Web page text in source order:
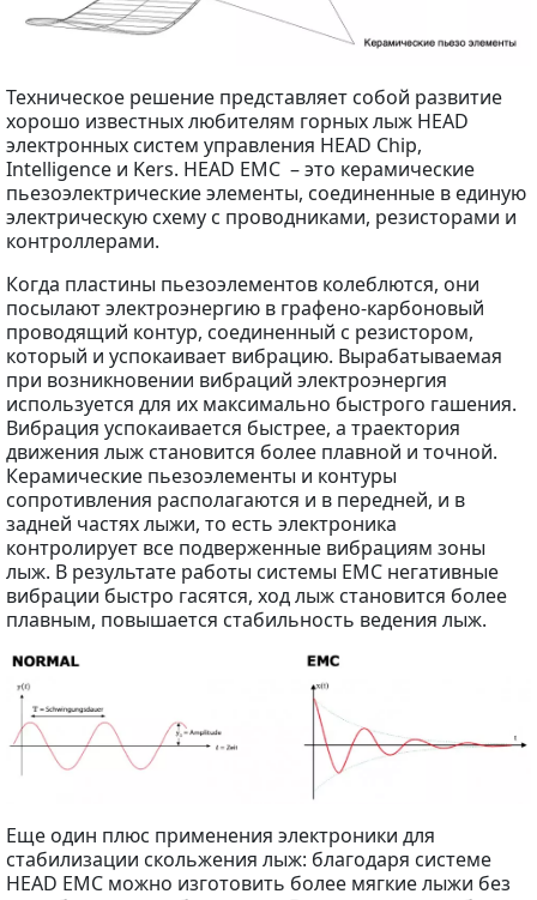
Техническое решение представляет собой развитие
хорошо известных любителям горных лыж HEAD
электронных систем управления HEAD Chip,
Intelligence и Kers. HEAD EMC – это керамические
пьезоэлектрические элементы, соединенные в единую
электрическую схему с проводниками, резисторами и
контроллерами.
Когда пластины пьезоэлементов колеблются, они
посылают электроэнергию в графено-карбоновый
проводящий контур, соединенный с резистором,
который и успокаивает вибрацию. Вырабатываемая
при возникновении вибраций электроэнергия
используется для их максимально быстрого гашения.
Вибрация успокаивается быстрее, а траектория
движения лыж становится более плавной и точной.
Керамические пьезоэлементы и контуры
сопротивления располагаются и в передней, и в
задней частях лыжи, то есть электроника
контролирует все подверженные вибрациям зоны
лыж. В результате работы системы EMC негативные
вибрации быстро гасятся, ход лыж становится более
плавным, повышается стабильность ведения лыж.
Еще один плюс применения электроники для
стабилизации скольжения лыж: благодаря системе
HEAD EMC можно изготовить более мягкие лыжи без